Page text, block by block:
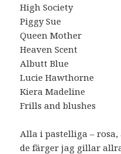
High Society
Piggy Sue
Queen Mother
Heaven Scent
Albutt Blue
Lucie Hawthorne
Kiera Madeline
Frills and blushes
Alla i pastelliga –
de färger jag gillar